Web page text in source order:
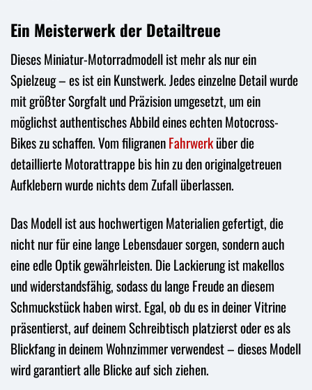
Ein Meisterwerk der Detailtreue
Dieses Miniatur-Motorradmodell ist mehr als nur ein
Spielzeug – es ist ein Kunstwerk. Jedes einzelne Detail wurde
mit größter Sorgfalt und Präzision umgesetzt, um ein
möglichst authentisches Abbild eines echten Motocross-
Bikes zu schaffen. Vom filigranenFahrwerküber die
detaillierte Motorattrappe bis hin zu den originalgetreuen
Aufklebern wurde nichts dem Zufall überlassen.
Das Modell ist aus hochwertigen Materialien gefertigt, die
nicht nur für eine lange Lebensdauer sorgen, sondern auch
eine edle Optik gewährleisten. Die Lackierung ist makellos
und widerstandsfähig, sodass du lange Freude an diesem
Schmuckstück haben wirst. Egal, ob du es in deiner Vitrine
präsentierst, auf deinem Schreibtisch platzierst oder es als
Blickfang in deinem Wohnzimmer verwendest – dieses Modell
wird garantiert alle Blicke auf sich ziehen.